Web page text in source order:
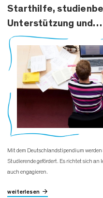
Starthilfe,
Unterstützung und…
Mit dem Deutschlandstipendium
Studierende gefördert. Es richtet sich an
auch engagieren.
weiterlesen